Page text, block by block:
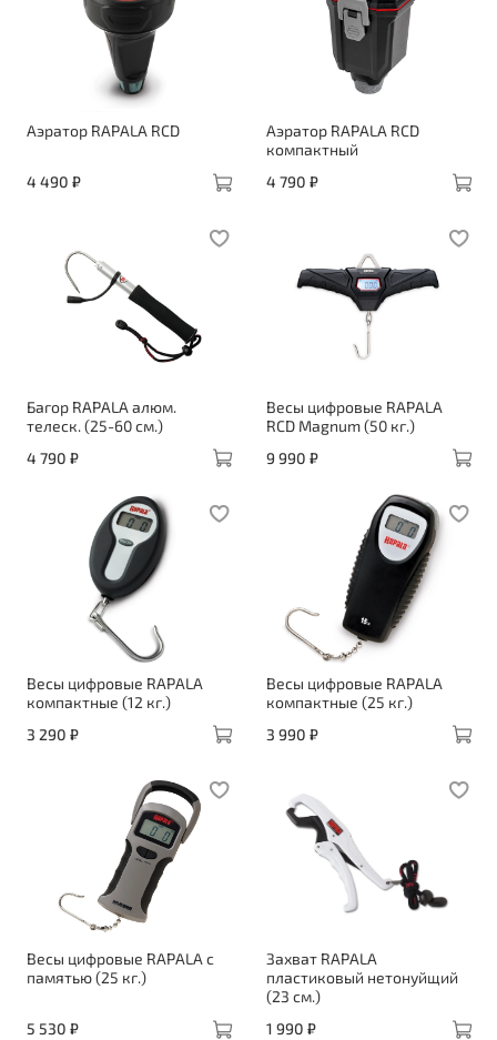
Аэратор RAPALA RCD
4 490 ₽
Аэратор RAPALA RCD
компактный
4 790 ₽
Багор RAPALA алюм.
телеск. (25-60 см.)
4 790 ₽
Весы цифровые RAPALA
RCD Magnum (50 кг.)
9 990 ₽
Весы цифровые RAPALA
компактные (12 кг.)
3 290 ₽
Весы цифровые RAPALA
компактные (25 кг.)
3 990 ₽
Весы цифровые RAPALA с
памятью (25 кг.)
5 530 ₽
Захват RAPALA
пластиковый нетонуйщий
(23 см.)
1 990 ₽